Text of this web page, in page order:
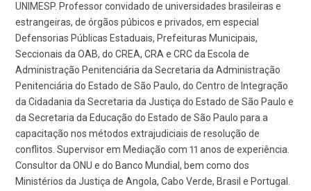
UNIMESP. Professor convidado de universidades brasileiras e
estrangeiras, de órgãos púbicos e privados, em especial
Defensorias Públicas Estaduais, Prefeituras Municipais,
Seccionais da OAB, do CREA, CRA e CRC da Escola de
Administração Penitenciária da Secretaria da Administração
Penitenciária do Estado de São Paulo, do Centro de Integração
da Cidadania da Secretaria da Justiça do Estado de São Paulo e
da Secretaria da Educação do Estado de São Paulo para a
capacitação nos métodos extrajudiciais de resolução de
conflitos. Supervisor em Mediação com 11 anos de experiência.
Consultor da ONU e do Banco Mundial, bem como dos
Ministérios da Justiça de Angola, Cabo Verde, Brasil e Portugal.